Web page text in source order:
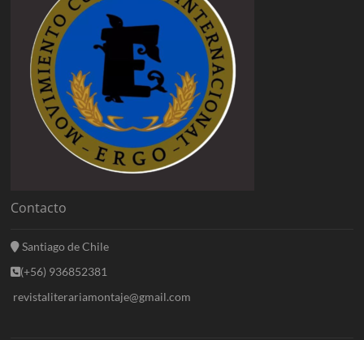
Contacto
Santiago de Chile
(+56) 936852381
revistaliterariamontaje@gmail.com